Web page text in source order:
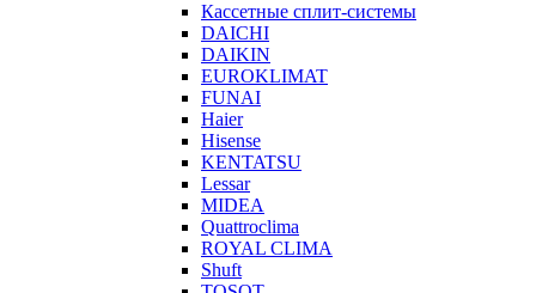
Кассетные сплит-системы
DAICHI
DAIKIN
EUROKLIMAT
FUNAI
Haier
Hisense
KENTATSU
Lessar
MIDEA
Quattroclima
ROYAL CLIMA
Shuft